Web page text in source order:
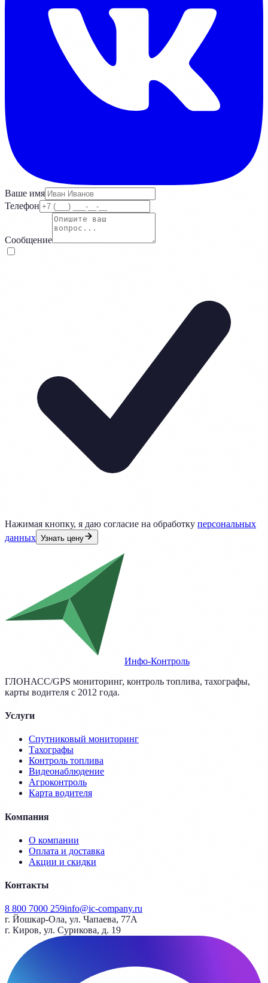
Ваше имя
Телефон
Сообщение
Нажимая кнопку, я даю согласие на обработку персональных
данных Узнать цену
Инфо-Контроль
ГЛОНАСС/GPS мониторинг, контроль топлива, тахографы,
карты водителя с 2012 года.
Услуги
Спутниковый мониторинг
Тахографы
Контроль топлива
Видеонаблюдение
Агроконтроль
Карта водителя
Компания
О компании
Оплата и доставка
Акции и скидки
Контакты
8 800 7000 259info@ic-company.ru
г. Йошкар-Ола, ул. Чапаева, 77А
г. Киров, ул. Сурикова, д. 19